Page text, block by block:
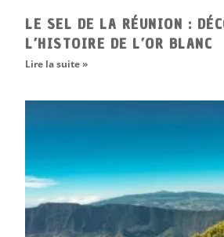
LE SEL DE LA RÉUNION :
L’HISTOIRE DE L’OR BLANC
Lire la suite »